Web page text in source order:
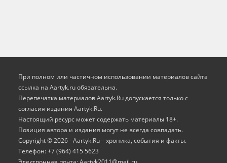
При полном или частичном использовании материалов сайта
ссылка на Aartyk.ru oбязательна.
Перепечатка материалов Aartyk.Ru допускается только с
согласия издания Aartyk.Ru.
Настоящий ресурс может содержать материалы 18+.
Позиция автора и издания могут не всегда совпадать.
Copyright © 2026 - Aartyk.Ru – хроника, события и факты.
Телефон: +7 (964) 415 5623